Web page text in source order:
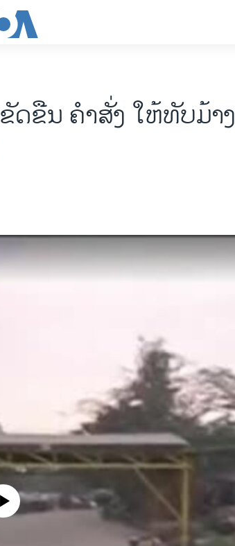
ຂືນ ຄໍາສັ່ງ ໃຫ້ທັບມ້າງ
currently available